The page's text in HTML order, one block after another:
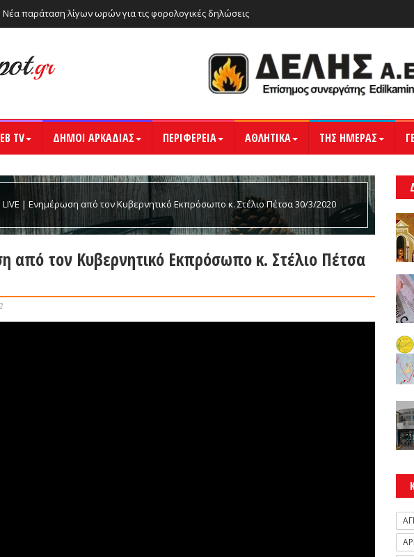
Νέα παράταση λίγων ωρών για τις φορολογικές δηλώσεις
TV ΔΗΜΟΙ ΑΡΚΑΔΙΑΣ ΠΕΡΙΦΕΡΕΙΑ ΑΘΛΗΤΙΚΑ ΤΗΣ ΗΜΕΡΑΣ
LIVE | Ενημέρωση από τον Κυβερνητικό Εκπρόσωπo κ. Στέλιο Πέτσα 30/3/2020
από τον Κυβερνητικό Εκπρόσωπo κ. Στέλιο Πέτσα